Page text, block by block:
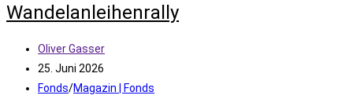
Wandelanleihenrally
Beitrags-
Autor:
Oliver Gasser
Beitrag
veröffentlicht:
25. Juni 2026
Beitrags-
Fonds/Magazin | Fonds